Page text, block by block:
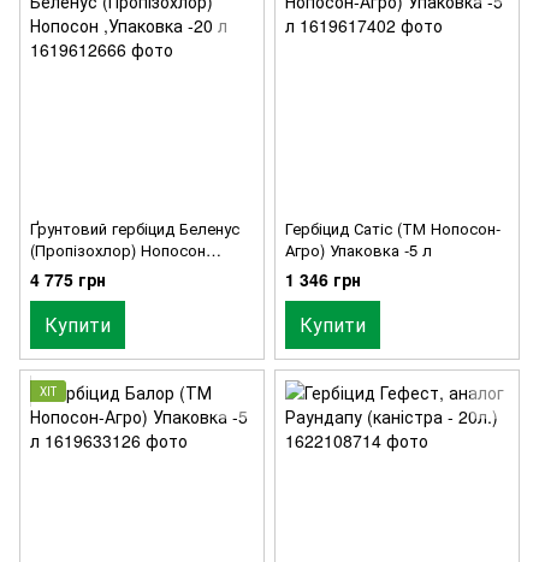
Ґрунтовий гербіцид Беленус
(Пропізохлор) Нопосон
,Упаковка -20 л
4 775 грн
Купити
Гербіцид Сатіс (ТМ Нопосон-
Агро) Упаковка -5 л
1 346 грн
Купити
ХІТ